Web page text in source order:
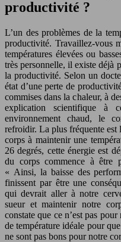
productivité ?
L’un des problèmes de la
productivité. Travaillez-vous
températures élevées ou
très personnelle, il existe déjà
la productivité. Selon un
état d’une perte de
commises dans la chaleur, à
explication scientifique à
environnement chaud, le
refroidir. La plus fréquente est
corps à maintenir une
26 degrés, cette énergie est
du corps commence à être
« Ainsi, la baisse des
finissent par être une
qui devrait aller à notre
sueur et maintenir notre
constate que ce n’est pas
de température idéale pour
ne sont pas bons pour notre